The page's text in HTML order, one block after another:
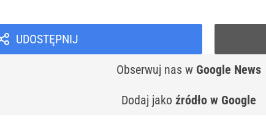
UDOSTĘPNIJ
Obserwuj nas w Google News
Dodaj jako źródło w Google